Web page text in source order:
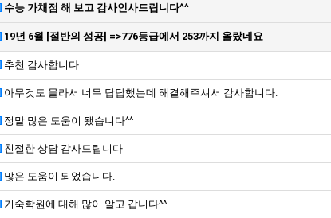
수능 가채점 해 보고 감사인사드립니다^^
19년 6월 [절반의 성공] =>776등급에서 253까지 올랐네요
추천 감사합니다
아무것도 몰라서 너무 답답했는데 해결해주셔서 감사합니다.
정말 많은 도움이 됐습니다^^
친절한 상담 감사드립니다
많은 도움이 되었습니다.
기숙학원에 대해 많이 알고 갑니다^^